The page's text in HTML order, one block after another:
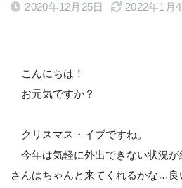
2020年12月25日 2022年1月4
こんにちは！
お元気ですか？
クリスマス・イブですね。
今年は気軽に外出できない状況が
さんはちゃんと来てくれるかな…